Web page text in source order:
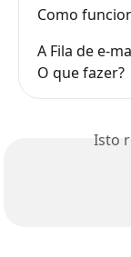
Como
A Fila de e-
O que fazer?
Isto